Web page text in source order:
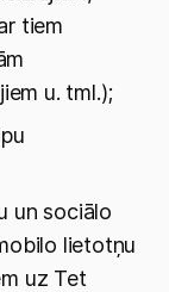
tiem
u. tml.);
un sociālo
lietotņu
uz Tet